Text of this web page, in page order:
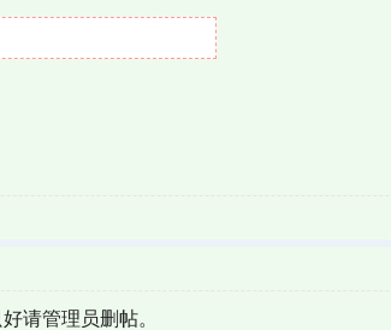
请管理员删帖。